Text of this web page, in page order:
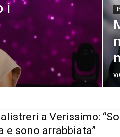
i
a Verissimo:
e sono arrabbiata”